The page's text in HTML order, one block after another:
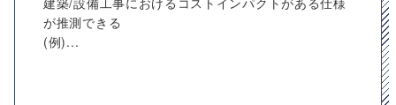
が推測できる
(例)...